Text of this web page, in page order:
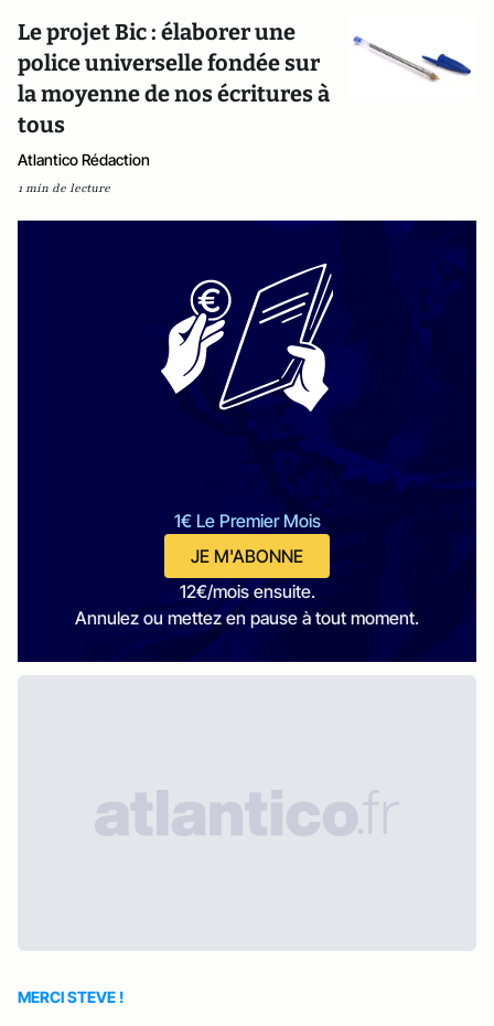
Le projet Bic : élaborer une
police universelle fondée sur
la moyenne de nos écritures à
tous
Atlantico Rédaction
1 min de lecture
1€ Le Premier Mois
JE M'ABONNE
12€/mois ensuite.
Annulez ou mettez en pause à tout moment.
MERCI STEVE !